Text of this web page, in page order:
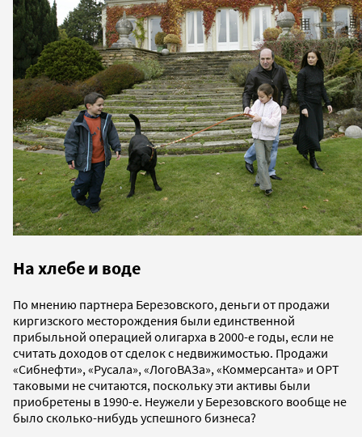
На хлебе и воде
По мнению партнера Березовского, деньги от продажи
киргизского месторождения были единственной
прибыльной операцией олигарха в 2000-е годы, если не
считать доходов от сделок с недвижимостью. Продажи
«Сибнефти», «Русала», «ЛогоВАЗа», «Коммерсанта» и ОРТ
таковыми не считаются, поскольку эти активы были
приобретены в 1990-е. Неужели у Березовского вообще не
было сколько-нибудь успешного бизнеса?